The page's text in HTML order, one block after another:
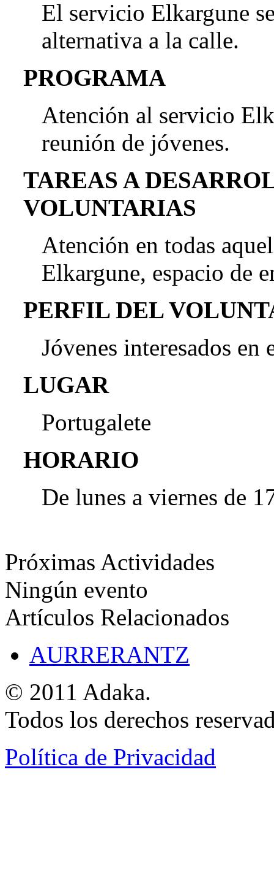
El servicio Elkargune
alternativa a la calle.
PROGRAMA
Atención al servicio
reunión de jóvenes.
TAREAS A
VOLUNTARIAS
Atención en todas
Elkargune, espacio de
PERFIL DEL
Jóvenes interesados
LUGAR
Portugalete
HORARIO
De lunes a viernes de
Próximas Actividades
Ningún evento
Artículos Relacionados
AURRERANTZ
© 2011 Adaka.
Todos los derechos
Política de Privacidad